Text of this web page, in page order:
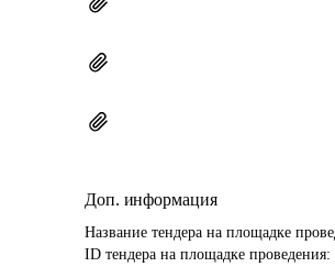
Доп. информация
Название тендера на площадке
ID тендера на площадке проведения: